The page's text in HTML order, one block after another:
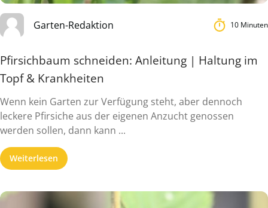
Garten-Redaktion 10 Minuten
Pfirsichbaum schneiden: Anleitung | Haltung im
Topf & Krankheiten
Wenn kein Garten zur Verfügung steht, aber dennoch
leckere Pfirsiche aus der eigenen Anzucht genossen
werden sollen, dann kann ...
Weiterlesen